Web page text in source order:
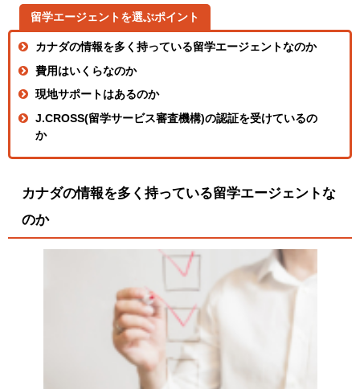
留学エージェントを選ぶポイント
カナダの情報を多く持っている留学エージェントなのか
費用はいくらなのか
現地サポートはあるのか
J.CROSS(留学サービス審査機構)の認証を受けているの
か
カナダの情報を多く持っている留学エージェントな
のか